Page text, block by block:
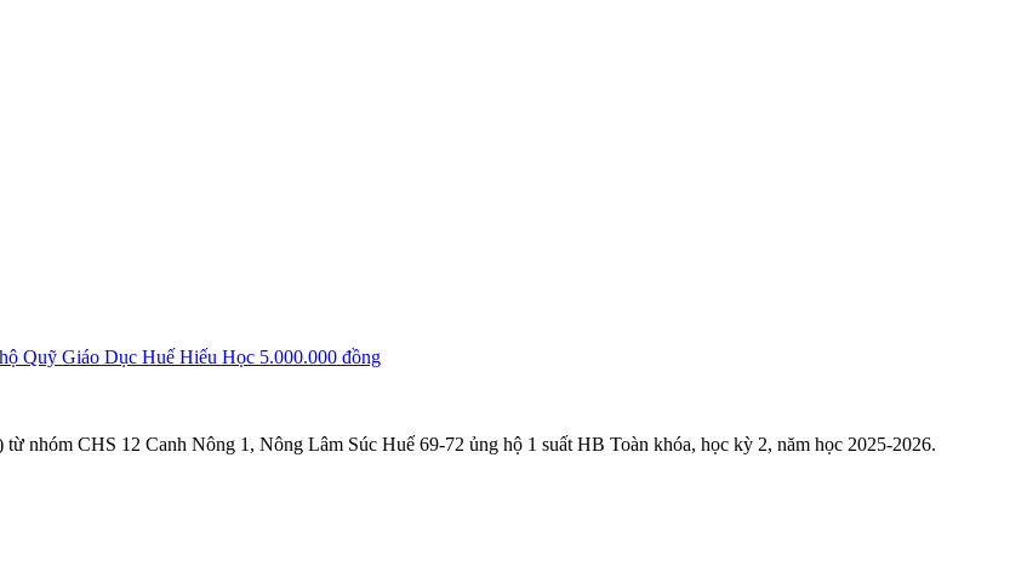
Quỹ Giáo Dục Huế Hiếu Học 5.000.000 đồng
nhóm CHS 12 Canh Nông 1, Nông Lâm Súc Huế 69-72 ủng hộ 1 suất HB Toàn khóa, học kỳ 2, năm học 2025-2026.